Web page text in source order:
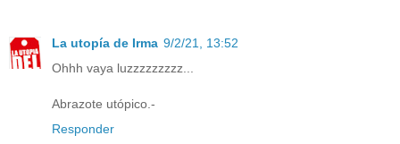
La utopía de Irma 9/2/21, 13:52
Ohhh vaya luzzzzzzzzz...
Abrazote utópico.-
Responder